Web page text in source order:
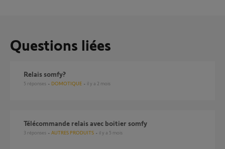
Questions liées
Relais somfy?
5 réponses DOMOTIQUE il y a 2 mois
télécommande relais avec boitier somfy
3 réponses AUTRES PRODUITS il y a 5 mois